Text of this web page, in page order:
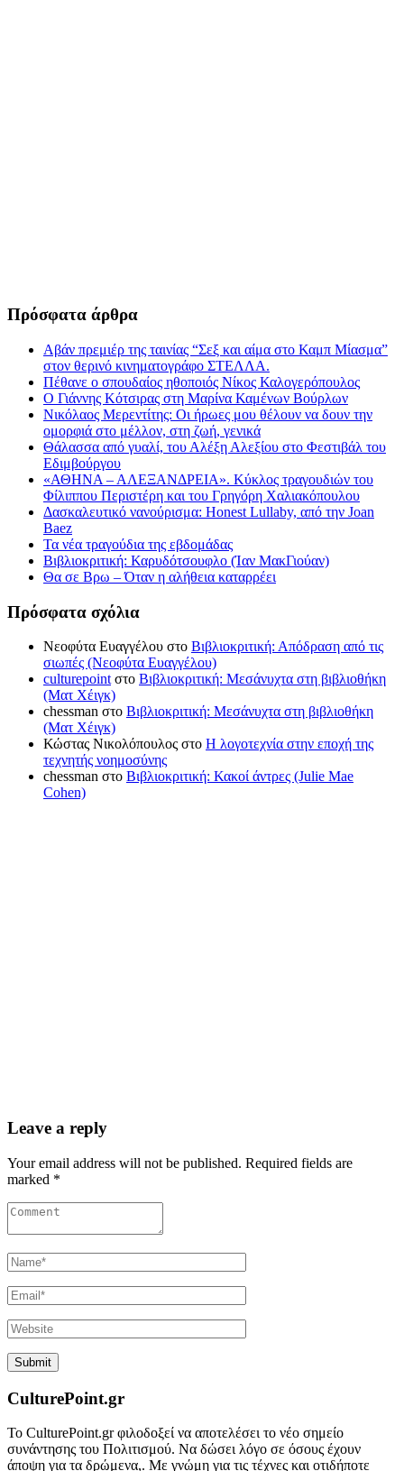
Πρόσφατα άρθρα
Αβάν πρεμιέρ της ταινίας “Σεξ και αίμα στο Καμπ Μίασμα”
στον θερινό κινηματογράφο ΣΤΕΛΛΑ.
Πέθανε ο σπουδαίος ηθοποιός Νίκος Καλογερόπουλος
Ο Γιάννης Κότσιρας στη Μαρίνα Καμένων Βούρλων
Νικόλαος Μερεντίτης: Οι ήρωες μου θέλουν να δουν την
ομορφιά στο μέλλον, στη ζωή, γενικά
Θάλασσα από γυαλί, του Αλέξη Αλεξίου στο Φεστιβάλ του
Εδιμβούργου
«ΑΘΗΝΑ – ΑΛΕΞΑΝΔΡΕΙΑ». Κύκλος τραγουδιών του
Φίλιππου Περιστέρη και του Γρηγόρη Χαλιακόπουλου
Δασκαλευτικό νανούρισμα: Honest Lullaby, από την Joan
Baez
Τα νέα τραγούδια της εβδομάδας
Βιβλιοκριτική: Καρυδότσουφλο (Ίαν ΜακΓιούαν)
Θα σε Βρω – Όταν η αλήθεια καταρρέει
Πρόσφατα σχόλια
Νεοφύτα Ευαγγέλου στο Βιβλιοκριτική: Απόδραση από τις
σιωπές (Νεοφύτα Ευαγγέλου)
culturepointστο Βιβλιοκριτική: Μεσάνυχτα στη βιβλιοθήκη
(Ματ Χέιγκ)
chessman στο Βιβλιοκριτική: Μεσάνυχτα στη βιβλιοθήκη
(Ματ Χέιγκ)
Κώστας Νικολόπουλος στο Η λογοτεχνία στην εποχή της
τεχνητής νοημοσύνης
chessman στο Βιβλιοκριτική: Κακοί άντρες (Julie Mae
Cohen)
Leave a reply
Your email address will not be published. Required fields are
marked *
CulturePoint.gr
Το CulturePoint.gr φιλοδοξεί να αποτελέσει το νέο σημείο
συνάντησης του Πολιτισμού. Να δώσει λόγο σε όσους έχουν
άποψη για τα δρώμενα,. Με γνώμη για τις τέχνες και οτιδήποτε